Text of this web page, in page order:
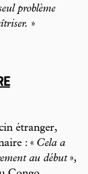
problème
»
étranger,
: « Cela a
au début»,